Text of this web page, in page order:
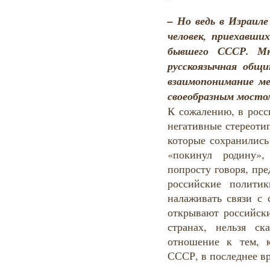
– Но ведь в
человек,
бывшего СССР.
русскоязычная
взаимопонимание
своеобразным
К сожалению, в
негативные
которые
«покинул
попросту говоря,
российские
налаживать связи с
открывают
странах, нельзя
отношение к тем,
СССР, в последнее